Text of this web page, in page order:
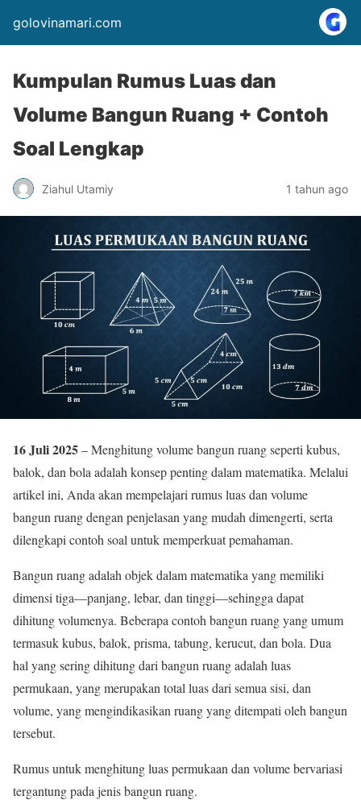
golovinamari.com
Kumpulan Rumus Luas dan
Volume Bangun Ruang + Contoh
Soal Lengkap
Ziahul Utamiy 1 tahun ago
16 Juli 2025– Menghitung volume bangun ruang seperti kubus,
balok, dan bola adalah konsep penting dalam matematika. Melalui
artikel ini, Anda akan mempelajari rumus luas dan volume
bangun ruang dengan penjelasan yang mudah dimengerti, serta
dilengkapi contoh soal untuk memperkuat pemahaman.
Bangun ruang adalah objek dalam matematika yang memiliki
dimensi tiga—panjang, lebar, dan tinggi—sehingga dapat
dihitung volumenya. Beberapa contoh bangun ruang yang umum
termasuk kubus, balok, prisma, tabung, kerucut, dan bola. Dua
hal yang sering dihitung dari bangun ruang adalah luas
permukaan, yang merupakan total luas dari semua sisi, dan
volume, yang mengindikasikan ruang yang ditempati oleh bangun
tersebut.
Rumus untuk menghitung luas permukaan dan volume bervariasi
tergantung pada jenis bangun ruang.